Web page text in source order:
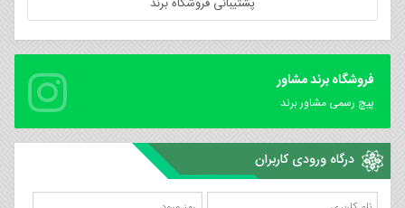
فروشگاه برند مشاور
پیچ رسمی مشاور برند
درگاه ورودی کاربران